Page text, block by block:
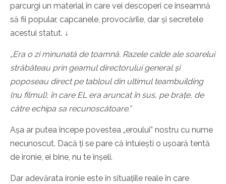
parcurgi un material în care vei descoperi ce înseamnă
să fii popular, capcanele, provocările, dar și secretele
acestui statut. ↓
„Era o zi minunată de toamnă. Razele calde ale soarelui
străbăteau prin geamul directorului general și
poposeau direct pe tabloul din ultimul teambuilding
(nu filmul), în care EL era aruncat în sus, pe brațe, de
către echipa sa recunoscătoare.”
Așa ar putea începe povestea „eroului” nostru cu nume
necunoscut. Dacă ți se pare că intuiești o ușoară tentă
de ironie, ei bine, nu te înșeli.
Dar adevărata ironie este în situațiile reale în care